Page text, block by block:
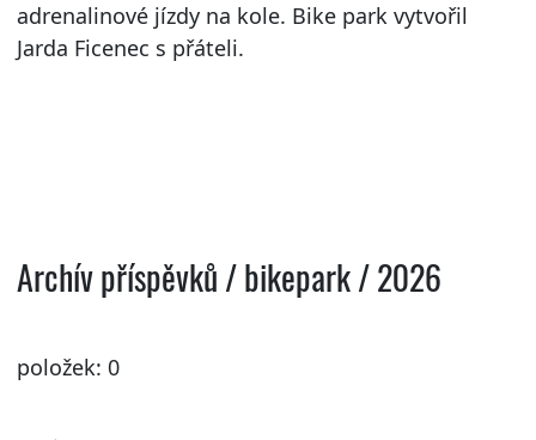
adrenalinové jízdy na kole. Bike park vytvořil
Jarda Ficenec s přáteli.
Archív příspěvků / bikepark / 2026
položek: 0